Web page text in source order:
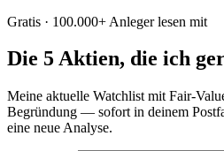
Gratis · 100.000+ Anleger lesen mit
Die 5 Aktien, die ich
Meine aktuelle Watchlist mit Fair-
Begründung — sofort in deinem
eine neue Analyse.